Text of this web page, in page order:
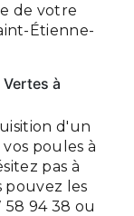
de votre
Étienne-
à
d'un
poules à
pas à
pouvez les
94 38 ou